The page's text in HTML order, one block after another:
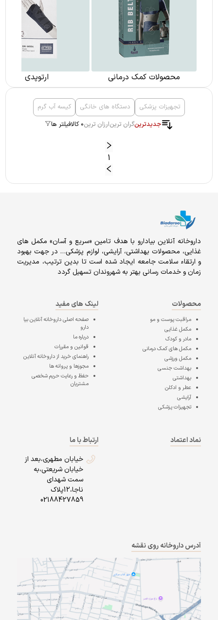
محصولات کمک درمانی ارتوپدی
تجهیزات پزشکی دستگاه های خانگی
کیسه آب گرم
جدیدترینگران ترینارزان ترین0 کالا فیلتر ها
1
داروخانه آنلاين بيادارو با هدف تامين «سریع و آسان» مكمل هاى
غذايى، محصولات بهداشتى، آرايشى، لوازم پزشکی… در جهت بهبود
و ارتقاء سلامت جامعه ایجاد شده است تا بدین ترتیب، مدیریت
زمان و خدمات رسانی بهتر به شهروندان تسهیل گردد
محصولات
مراقبت پوست و مو
مکمل غذایی
مادر و کودک
مکمل های کمک درمانی
مکمل ورزشی
بهداشت جنسی
بهداشتی
عطر و ادکلن
آرایشی
تجهیزات پزشکی
لینک های مفید
صفحه اصلیداروخانه آنلاین بیا
دارو
درباره ما
قوانین و مقررات
راهنمای خرید از داروخانه آنلاین
مجوزها و پروانه ها
حفظ و رعایت حریم شخصی
مشتریان
نماد اعتماد
ارتباط با ما
خیابان مطهری،بعد از
خیابان شریعتی،به
سمت شهدای
ناجا،12پلاک
02188427859
آدرس داروخانه روی نقشه